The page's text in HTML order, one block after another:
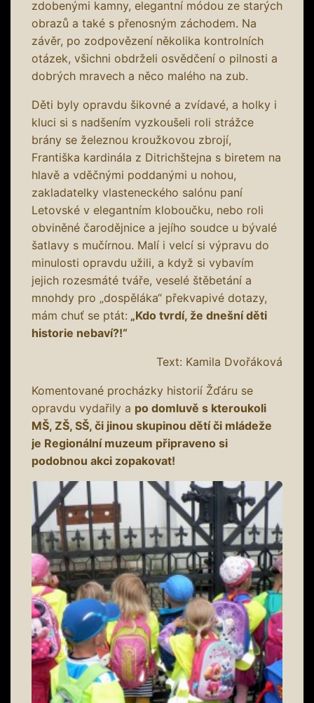
zdobenými kamny, elegantní módou ze starých
obrazů a také s přenosným záchodem. Na
závěr, po zodpovězení několika kontrolních
otázek, všichni obdrželi osvědčení o pilnosti a
dobrých mravech a něco malého na zub.
Děti byly opravdu šikovné a zvídavé, a holky i
kluci si s nadšením vyzkoušeli roli strážce
brány se železnou kroužkovou zbrojí,
Františka kardinála z Ditrichštejna s biretem na
hlavě a vděčnými poddanými u nohou,
zakladatelky vlasteneckého salónu paní
Letovské v elegantním kloboučku, nebo roli
obviněné čarodějnice a jejího soudce u bývalé
šatlavy s mučírnou. Malí i velcí si výpravu do
minulosti opravdu užili, a když si vybavím
jejich rozesmáté tváře, veselé štěbetání a
mnohdy pro „dospěláka“ překvapivé dotazy,
mám chuť se ptát: „Kdo tvrdí, že dnešní děti
historie nebaví?!“
Text: Kamila Dvořáková
Komentované procházky historií Žďáru se
opravdu vydařily a po domluvě s kteroukoli
MŠ, ZŠ, SŠ, či jinou skupinou dětí či mládeže
je Regionální muzeum připraveno si
podobnou akci zopakovat!